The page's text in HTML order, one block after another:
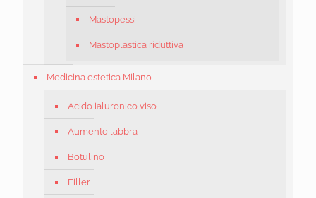
Mastopessi
Mastoplastica riduttiva
Medicina estetica Milano
Acido ialuronico viso
Aumento labbra
Botulino
Filler